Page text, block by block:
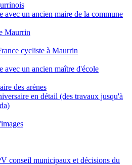
avec un ancien maire de la commune
Maurrin
cycliste à Maurrin
avec un ancien maître d'école
des arènes
en détail (des travaux jusqu'à
conseil municipaux et décisions du